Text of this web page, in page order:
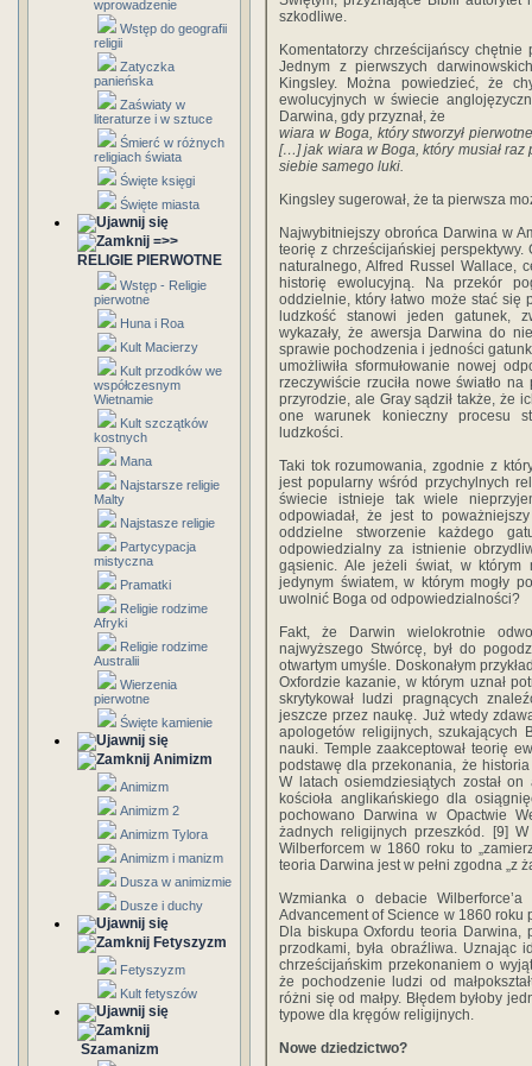
wprowadzenie
Wstęp do geografii
religii
Zatyczka
panieńska
Zaświaty w
literaturze i w sztuce
Śmierć w różnych
religiach świata
Święte księgi
Święte miasta
=>>
RELIGIE PIERWOTNE
Wstęp - Religie
pierwotne
Huna i Roa
Kult Macierzy
Kult przodków we
współczesnym
Wietnamie
Kult szczątków
kostnych
Mana
Najstarsze religie
Malty
Najstasze religie
Partycypacja
mistyczna
Pramatki
Religie rodzime
Afryki
Religie rodzime
Australii
Wierzenia
pierwotne
Święte kamienie
Animizm
Animizm
Animizm 2
Animizm Tylora
Animizm i manizm
Dusza w animizmie
Dusze i duchy
Fetyszyzm
Fetyszyzm
Kult fetyszów
Szamanizm
szkodliwe.
Komentatorzy chrześcijańscy
Jednym z pierwszych
Kingsley. Można powiedzieć, że
ewolucyjnych w świecie
Darwina, gdy przyznał, że
wiara w Boga, który stworzył
[…] jak wiara w Boga, który musiał raz
siebie samego luki.
Kingsley sugerował, że ta pierwsza
Najwybitniejszy obrońca Darwina w
teorię z chrześcijańskiej
naturalnego, Alfred Russel Wallace,
historię ewolucyjną. Na przekór
oddzielnie, który łatwo może stać się
ludzkość stanowi jeden gatunek,
wykazały, że awersja Darwina do
sprawie pochodzenia i jedności
umożliwiła sformułowanie nowej
rzeczywiście rzuciła nowe światło
przyrodzie, ale Gray sądził także, że
one warunek konieczny procesu
ludzkości.
Taki tok rozumowania, zgodnie z
jest popularny wśród przychylnych
świecie istnieje tak wiele
odpowiadał, że jest to
oddzielne stworzenie każdego
odpowiedzialny za istnienie
gąsienic. Ale jeżeli świat, w którym
jedynym światem, w którym mogły
uwolnić Boga od odpowiedzialności?
Fakt, że Darwin wielokrotnie
najwyższego Stwórcę, był do
otwartym umyśle. Doskonałym
Oxfordzie kazanie, w którym uznał
skrytykował ludzi pragnących
jeszcze przez naukę. Już wtedy
apologetów religijnych, szukających
nauki. Temple zaakceptował teorię
podstawę dla przekonania, że
W latach osiemdziesiątych został
kościoła anglikańskiego dla
pochowano Darwina w Opactwie
żadnych religijnych przeszkód. [9]
Wilberforcem w 1860 roku to
teoria Darwina jest w pełni zgodna „z
Wzmianka o debacie
Advancement of Science w 1860
Dla biskupa Oxfordu teoria Darwina,
przodkami, była obraźliwa. Uznając
chrześcijańskim przekonaniem o
że pochodzenie ludzi od
różni się od małpy. Błędem byłoby
typowe dla kręgów religijnych.
Nowe dziedzictwo?